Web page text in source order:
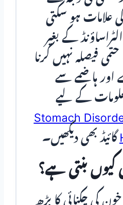
علامات ہو سکتی
کے بغیر
فیصلہ نہیں کرنا
ہاضمے سے
کے لیے
Stomach
گائیڈ بھی دیکھیں۔
کیوں بنتی ہے؟
خون کی چکنائی کا بڑھ